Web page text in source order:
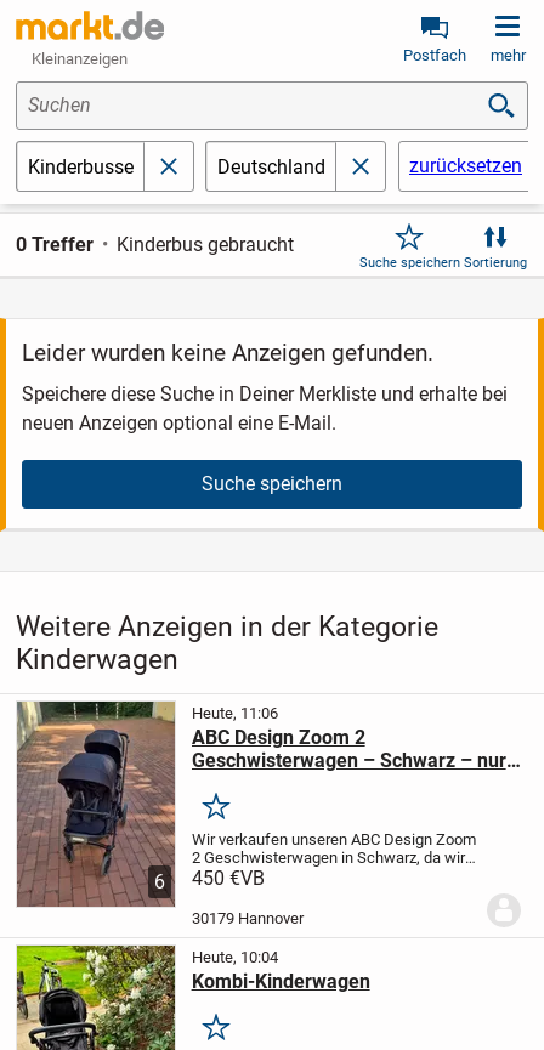
Kleinanzeigen Postfach mehr
Suchen
Kinderbusse schließenDeutschland schließenzurücksetzen
0 Treffer Kinderbus gebraucht
Suche speichern Sortierung
Leider wurden keine Anzeigen gefunden.
Speichere diese Suche in Deiner Merkliste und erhalte bei
neuen Anzeigen optional eine E-Mail.
Suche speichern
Weitere Anzeigen in der Kategorie
Kinderwagen
6
Heute, 11:06
ABC Design Zoom 2
Geschwisterwagen – Schwarz – nur
Merken
Wir verkaufen unseren ABC Design Zoom
2 Geschwisterwagen in Schwarz, da wir
ihn leider nicht mehr benötigen.
benutzt und befindet sich daher in einem
450 €VB
30179 Hannover
Heute, 10:04
Kombi-Kinderwagen
Merken